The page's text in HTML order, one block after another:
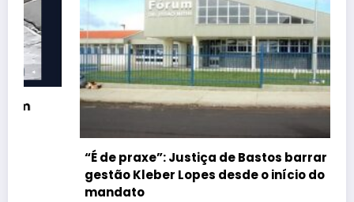
“É de praxe”: Justiça de Bastos barrar atos da
gestão Kleber Lopes desde o início do
mandato